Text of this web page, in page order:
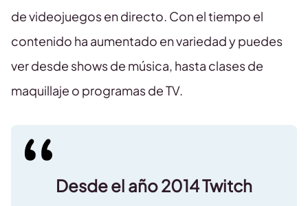
de videojuegos en directo. Con el tiempo el
contenido ha aumentado en variedad y puedes
ver desde shows de música, hasta clases de
maquillaje o programas de TV.
Desde el año 2014 Twitch